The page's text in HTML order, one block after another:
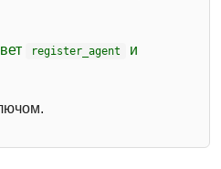
register_agent
и